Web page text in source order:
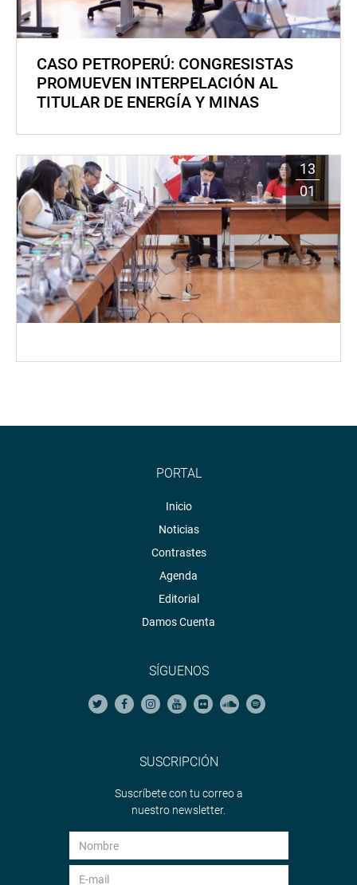
CASO PETROPERÚ: CONGRESISTAS
PROMUEVEN INTERPELACIÓN AL
TITULAR DE ENERGÍA Y MINAS
13
01
PORTAL
Inicio
Noticias
Contrastes
Agenda
Editorial
Damos Cuenta
SÍGUENOS
SUSCRIPCIÓN
Suscríbete con tu correo a
nuestro newsletter.